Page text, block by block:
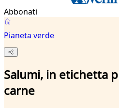
Abbonati
Pianeta verde
Salumi, in etichetta
carne